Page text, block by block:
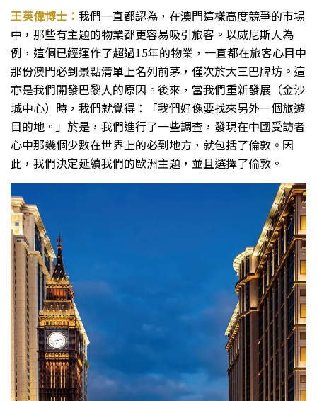
王英偉博士： 我們一直都認為，在澳門這樣高度競爭的市場
中，那些有主題的物業都更容易吸引旅客。以威尼斯人為
例，這個已經運作了超過15年的物業，一直都在旅客心目中
那份澳門必到景點清單上名列前茅，僅次於大三巴牌坊。這
亦是我們開發巴黎人的原因。後來，當我們重新發展（金沙
城中心）時，我們就覺得：「我們好像要找來另外一個旅遊
目的地。」於是，我們進行了一些調查，發現在中國受訪者
心中那幾個少數在世界上的必到地方，就包括了倫敦。因
此，我們決定延續我們的歐洲主題，並且選擇了倫敦。